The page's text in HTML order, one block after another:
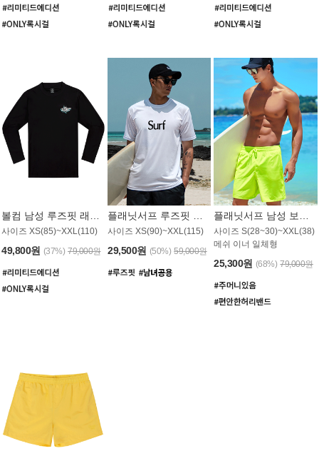
사이즈 XS(85)~XXL(110)
49,800원 (37%) 79,000원
사이즈 XS(90)~XXL(115)
29,500원 (50%) 59,000원
사이즈 S(28~30)~XXL(38)
메쉬 이너 일체형
25,300원 (68%) 79,000원